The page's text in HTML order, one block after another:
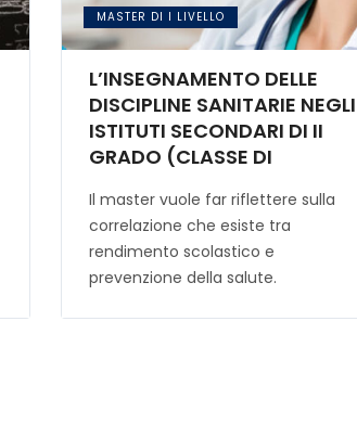
MASTER DI I LIVELLO
L’INSEGNAMENTO DELLE
DISCIPLINE SANITARIE NEGLI
ISTITUTI SECONDARI DI II
GRADO (CLASSE DI
Il master vuole far riflettere sulla
correlazione che esiste tra
rendimento scolastico e
prevenzione della salute.